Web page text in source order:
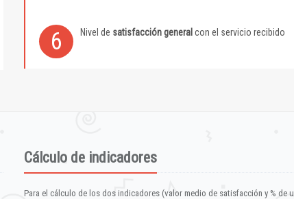
6 Nivel de satisfacción general con el servicio recibido
Cálculo de indicadores
Para el cálculo de los dos indicadores (valor medio de satisfacción y % de